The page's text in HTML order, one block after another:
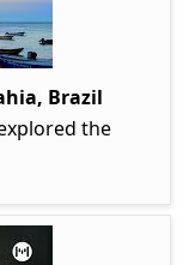
Brazil
the